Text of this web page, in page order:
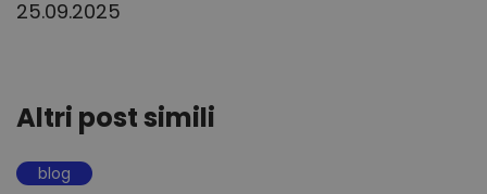
25.09.2025
Altri post simili
blog